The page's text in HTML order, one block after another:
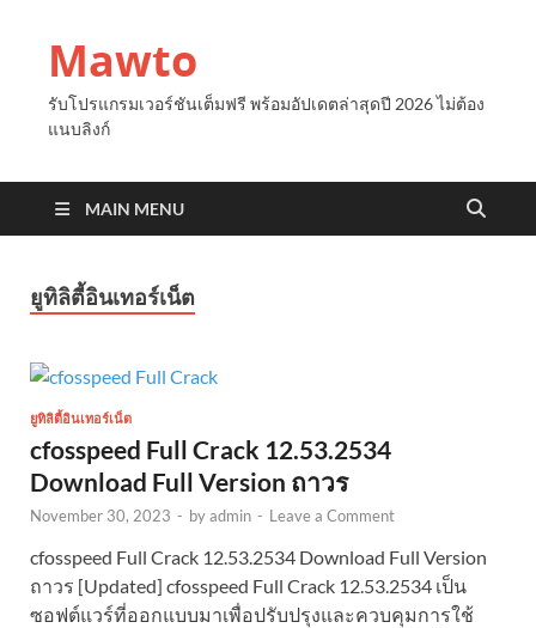
Mawto
รับโปรแกรมเวอร์ชันเต็มฟรี พร้อมอัปเดตล่าสุดปี 2026 ไม่ต้อง
แนบลิงก์
MAIN MENU
ยูทิลิตี้อินเทอร์เน็ต
ยูทิลิตี้อินเทอร์เน็ต
cfosspeed Full Crack 12.53.2534
Download Full Version ถาวร
November 30, 2023 - byadmin - Leave a Comment
cfosspeed Full Crack 12.53.2534 Download Full Version
ถาวร [Updated] cfosspeed Full Crack 12.53.2534 เป็น
ซอฟต์แวร์ที่ออกแบบมาเพื่อปรับปรุงและควบคุมการใช้